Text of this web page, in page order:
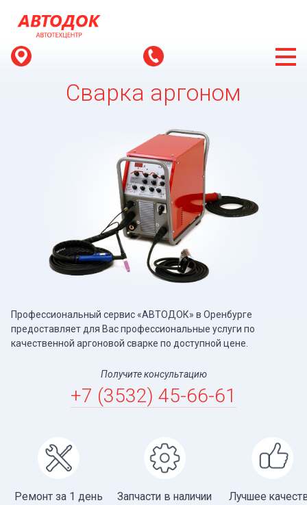
Сварка аргоном
Профессиональный сервис «АВТОДОК» в Оренбурге
предоставляет для Вас профессиональные услуги по
качественной аргоновой сварке по доступной цене.
Получите консультацию
+7 (3532) 45-66-61
Ремонт за 1 день Запчасти в наличии Лучшее